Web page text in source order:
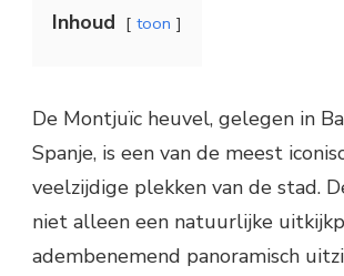
Inhoud toon
De Montjuïc heuvel, gelegen in
Spanje, is een van de meest
veelzijdige plekken van de stad.
niet alleen een natuurlijke
adembenemend panoramisch